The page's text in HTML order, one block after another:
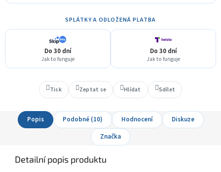
SPLÁTKY A ODLOŽENÁ PLATBA
Do 30 dní
Jak to funguje
Do 30 dní
Jak to funguje
Tisk Zeptat se Hlídat Sdílet
Popis Podobné (10) Hodnocení
Diskuze
Značka
Detailní popis produktu